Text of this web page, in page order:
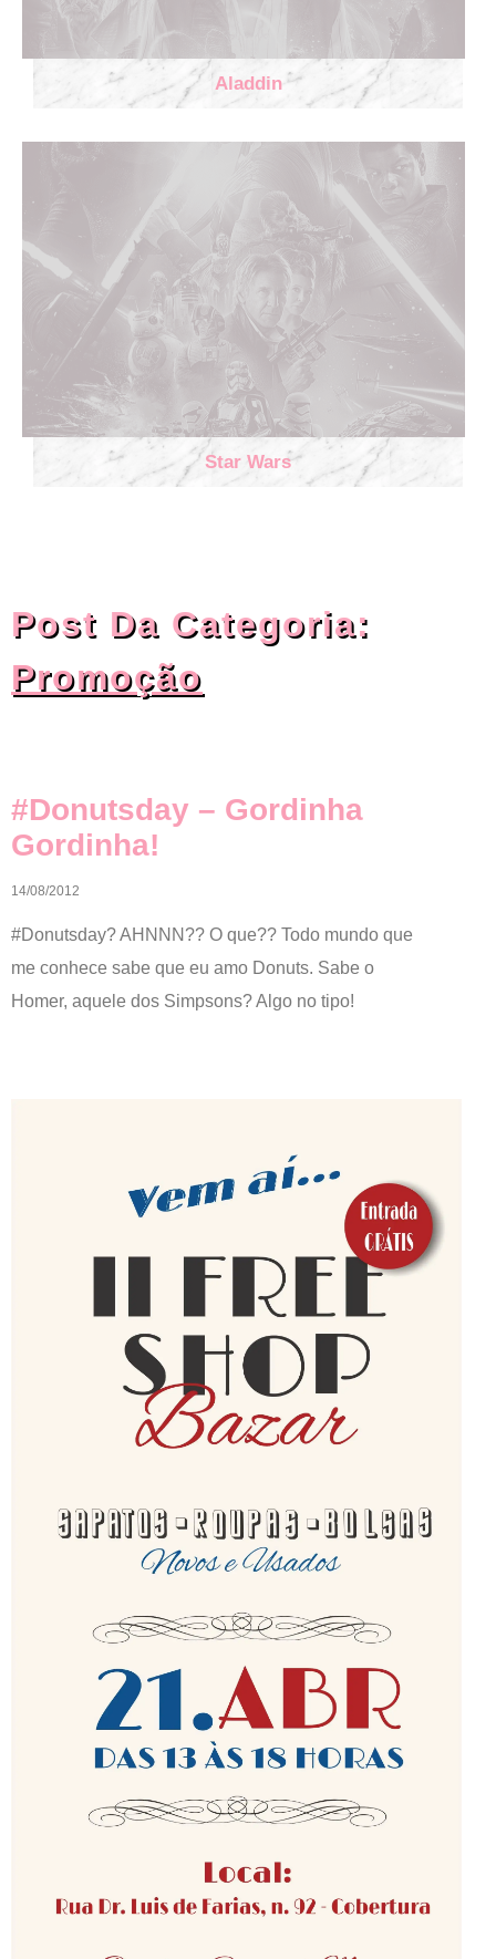
Aladdin
Star Wars
Post Da Categoria:
Promoção
#donutsday – Gordinha
Gordinha!
14/08/2012
#Donutsday? AHNNN?? O que?? Todo mundo que
me conhece sabe que eu amo Donuts. Sabe o
Homer, aquele dos Simpsons? Algo no tipo!